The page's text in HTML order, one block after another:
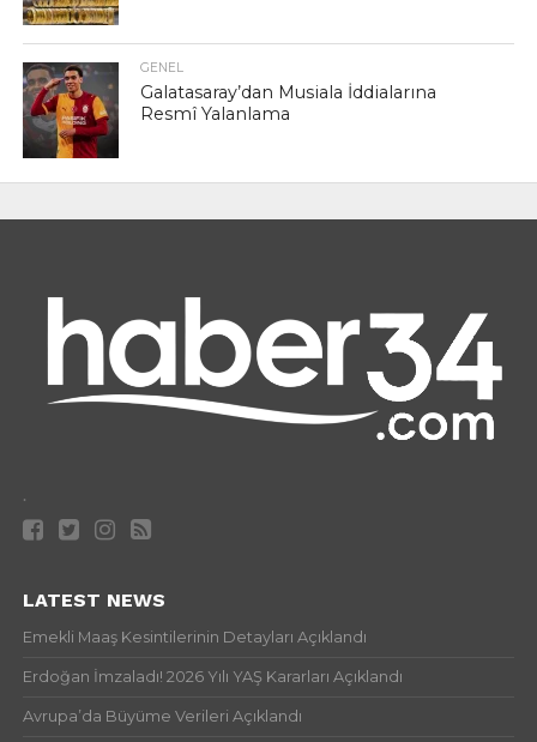
GENEL
Galatasaray’dan Musiala İddialarına
Resmî Yalanlama
.
LATEST NEWS
Emekli Maaş Kesintilerinin Detayları Açıklandı
Erdoğan İmzaladı! 2026 Yılı YAŞ Kararları Açıklandı
Avrupa’da Büyüme Verileri Açıklandı